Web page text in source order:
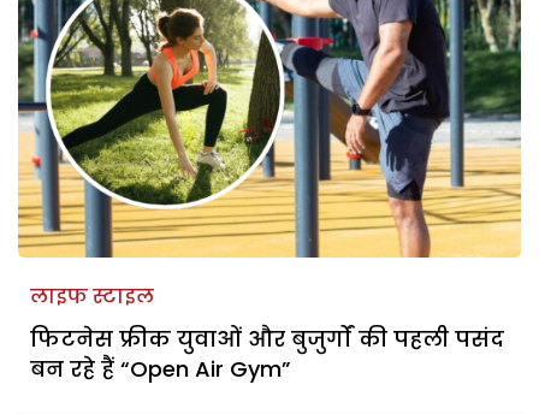
लाइफ स्टाइल
फिटनेस फ्रीक युवाओं और बुजुर्गों की पहली पसंद
बन रहे हैं “Open Air Gym”